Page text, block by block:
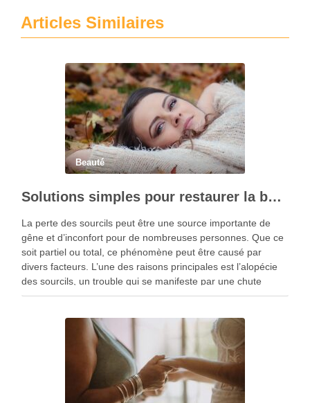
Articles Similaires
Beauté
Solutions simples pour restaurer la beauté du visage et les sourcils
La perte des sourcils peut être une source importante de
gêne et d’inconfort pour de nombreuses personnes. Que ce
soit partiel ou total, ce phénomène peut être causé par
divers facteurs. L’une des raisons principales est l’alopécie
des sourcils, un trouble qui se manifeste par une chute
progressive des poils, …